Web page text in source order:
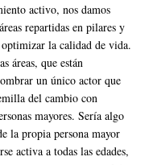
activo, nos damos
repartidas en pilares y
optimizar la calidad de vida.
áreas, que están
un único actor que
del cambio con
mayores. Sería algo
la propia persona mayor
activa a todas las edades,